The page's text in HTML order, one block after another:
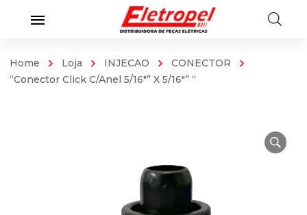
Home Loja INJECAO
CONECTOR
“Conector Click C/Anel 5/16″” X 5/16″” “